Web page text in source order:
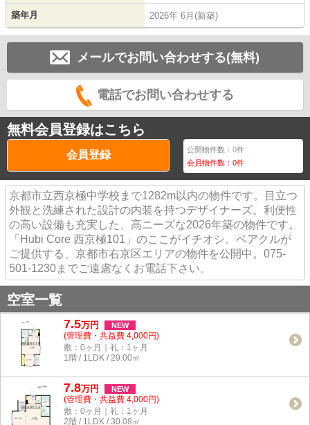
築年月 2026年 6月(新築)
メールでお問い合わせする(無料)
電話でお問い合わせする
無料会員登録はこちら
会員登録 公開物件数：0件
会員物件数：0件
京都市立西京極中学校まで1282m以内の物件です。目立つ
外観と洗練された設計の内装を持つデザイナーズ。利便性
の高い設備も充実した、高ニーズな2026年築の物件です。
「Hubi Core 西京極101」のここがイチオシ。ベアクルが
ご提供する、京都市右京区エリアの物件を公開中。075-
501-1230までご遠慮なくお電話下さい。
空室一覧
7.5万円 NEW
(管理費・共益費 4,000円)
敷：0ヶ月｜礼：1ヶ月
1階 / 1LDK / 29.00㎡
7.8万円 NEW
(管理費・共益費 4,000円)
敷：0ヶ月｜礼：1ヶ月
2階 / 1LDK / 30.08㎡